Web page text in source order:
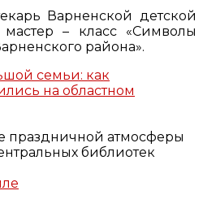
Варненской детской
– класс «Символы
района».
семьи: как
на областном
праздничной атмосферы
библиотек